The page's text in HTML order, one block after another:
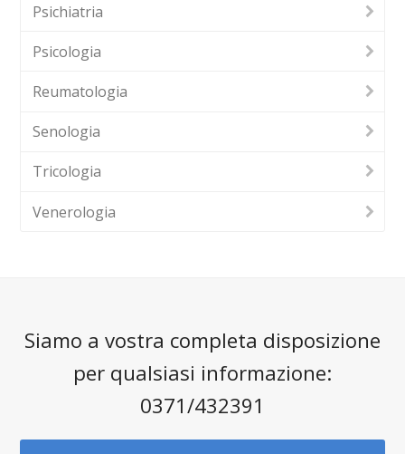
Psichiatria
Psicologia
Reumatologia
Senologia
Tricologia
Venerologia
Siamo a vostra completa disposizione
per qualsiasi informazione:
0371/432391